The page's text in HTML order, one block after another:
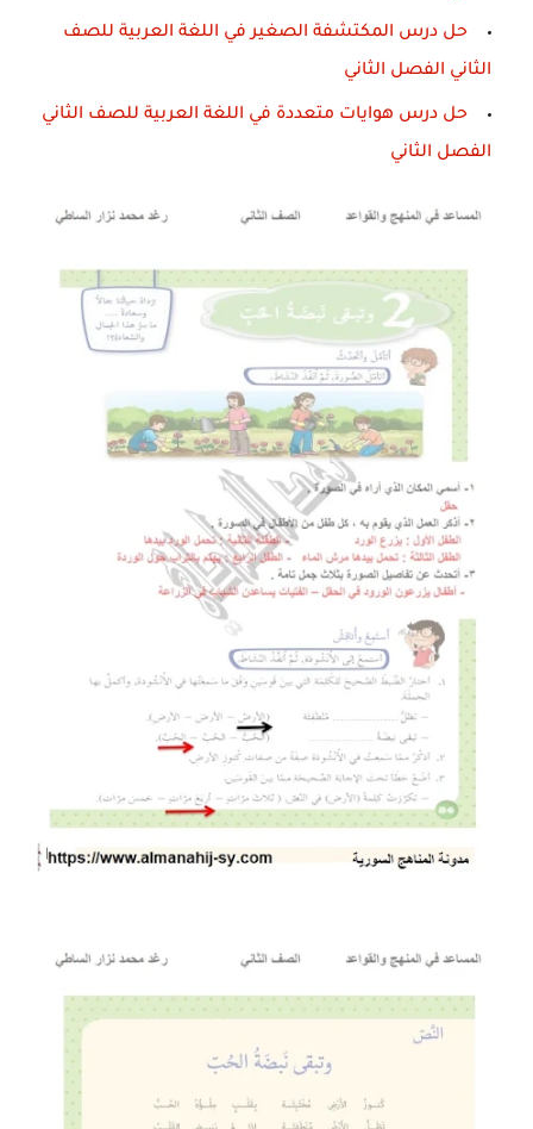
حل درس المكتشفة الصغير في اللغة العربية للصف
الثاني الفصل الثاني
حل درس هوايات متعددة في اللغة العربية للصف الثاني
الفصل الثاني